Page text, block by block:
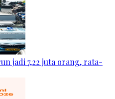
jadi 7,22 juta orang, rata-